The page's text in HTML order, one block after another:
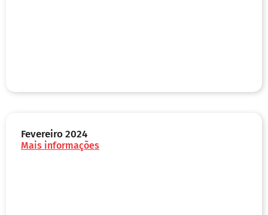
Fevereiro 2024
Mais informações